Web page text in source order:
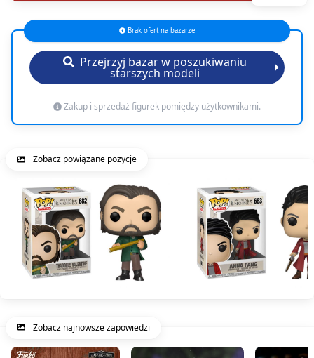
Brak ofert na bazarze
Przejrzyj bazar w poszukiwaniu
starszych modeli
Zakup i sprzedaż figurek pomiędzy użytkownikami.
Zobacz powiązane pozycje
Zobacz najnowsze zapowiedzi